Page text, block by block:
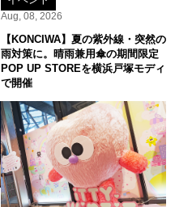
Aug, 08, 2026
【KONCIWA】夏の紫外線・突然の
雨対策に。晴雨兼用傘の期間限定
POP UP STOREを横浜戸塚モディ
で開催